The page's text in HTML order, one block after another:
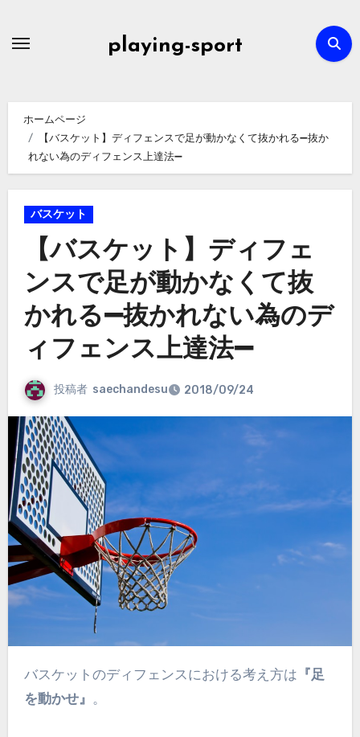
playing-sport
ホームページ
【バスケット】ディフェンスで足が動かなくて抜かれる➖抜か
れない為のディフェンス上達法➖
バスケット
【バスケット】ディフェ
ンスで足が動かなくて抜
かれる➖抜かれない為のデ
ィフェンス上達法➖
投稿者 saechandesu 2018/09/24
バスケットのディフェンスにおける考え方は 『足
を動かせ』 。